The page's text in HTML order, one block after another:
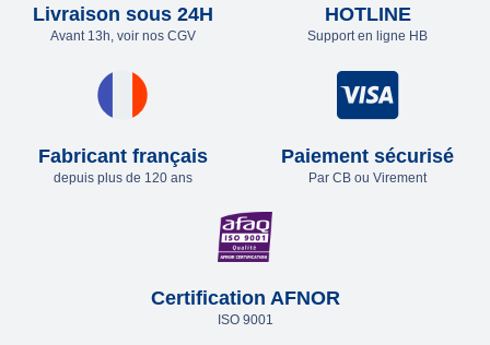
Livraison sous 24H
Avant 13h, voir nos CGV
HOTLINE
Support en ligne HB
Fabricant français
depuis plus de 120 ans
Paiement sécurisé
Par CB ou Virement
Certification AFNOR
ISO 9001